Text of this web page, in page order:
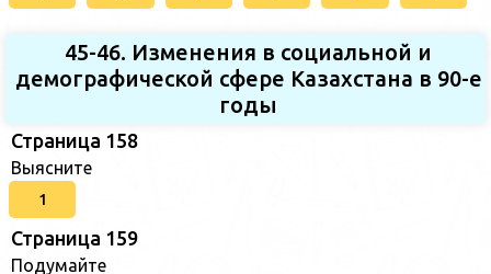
45-46. Изменения в социальной и
демографической сфере Казахстана в 90-е
годы
Страница 158
Выясните
1
Страница 159
Подумайте